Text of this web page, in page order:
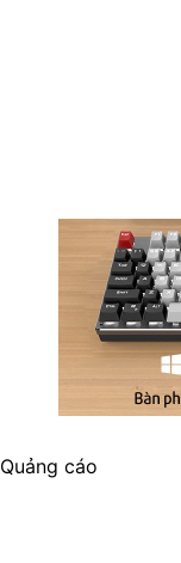
Quảng cáo